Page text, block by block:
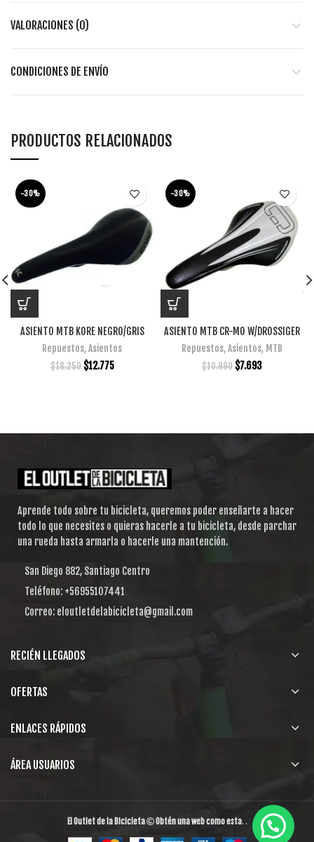
VALORACIONES (0)
CONDICIONES DE ENVÍO
PRODUCTOS RELACIONADOS
-30%
ASIENTO MTB KORE NEGRO/GRIS
Repuestos,Asientos
$18.250 $12.775
-30%
ASIENTO MTB CR-MO W/DROSSIGER
Repuestos,Asientos, MTB
$10.990 $7.693
Aprende todo sobre tu bicicleta, queremos poder enseñarte a hacer
todo lo que necesites o quieras hacerle a tu bicicleta, desde parchar
una rueda hasta armarla o hacerle una mantención.
San Diego 882, Santiago Centro
Teléfono: +56955107441
Correo: eloutletdelabicicleta@gmail.com
RECIÉN LLEGADOS
OFERTAS
ENLACES RÁPIDOS
ÁREA USUARIOS
El Outlet de la Bicicleta Obtén una web como esta. .